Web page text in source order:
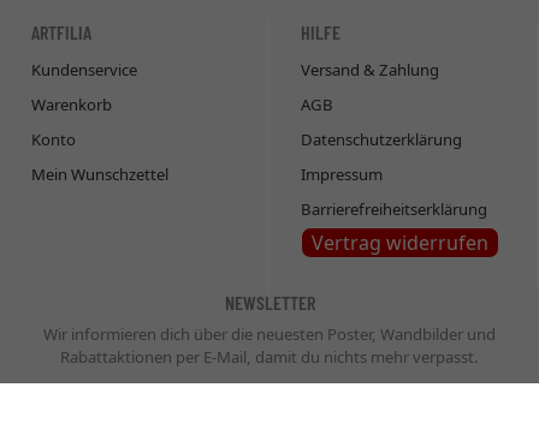
ARTFILIA
Kundenservice
Warenkorb
Konto
Mein Wunschzettel
HILFE
Versand & Zahlung
AGB
Datenschutzerklärung
Impressum
Barrierefreiheitserklärung
Vertrag widerrufen
NEWSLETTER
Wir informieren dich über die neuesten Poster, Wandbilder und
Rabattaktionen per E-Mail, damit du nichts mehr verpasst.